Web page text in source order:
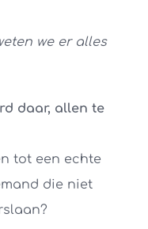
we er alles
daar, allen te
tot een echte
die niet